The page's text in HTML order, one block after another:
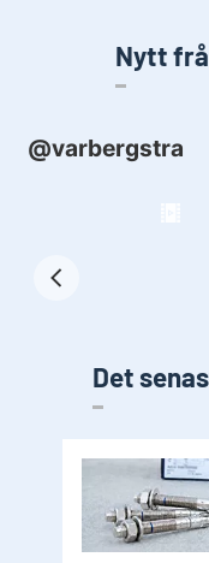
Nytt
Det